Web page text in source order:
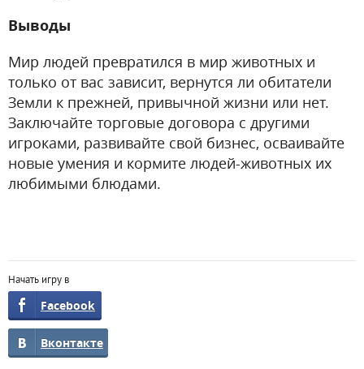
Выводы
Мир людей превратился в мир животных и
только от вас зависит, вернутся ли обитатели
Земли к прежней, привычной жизни или нет.
Заключайте торговые договора с другими
игроками, развивайте свой бизнес, осваивайте
новые умения и кормите людей-животных их
любимыми блюдами.
Начать игру в
Facebook
Вконтакте